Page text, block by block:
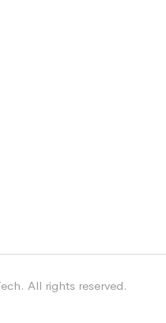
All rights reserved.